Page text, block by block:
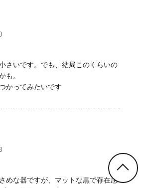
さいです。でも、結局このくらいの
も。
かってみたいです
めな器ですが、マットな黒で存在感